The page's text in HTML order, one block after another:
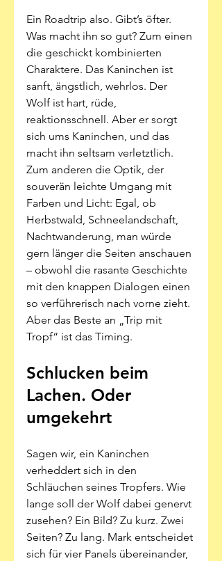
Ein Roadtrip also. Gibt’s öfter.
Was macht ihn so gut? Zum einen
die geschickt kombinierten
Charaktere. Das Kaninchen ist
sanft, ängstlich, wehrlos. Der
Wolf ist hart, rüde,
reaktionsschnell. Aber er sorgt
sich ums Kaninchen, und das
macht ihn seltsam verletztlich.
Zum anderen die Optik, der
souverän leichte Umgang mit
Farben und Licht: Egal, ob
Herbstwald, Schneelandschaft,
Nachtwanderung, man würde
gern länger die Seiten anschauen
– obwohl die rasante Geschichte
mit den knappen Dialogen einen
so verführerisch nach vorne zieht.
Aber das Beste an „Trip mit
Tropf“ ist das Timing.
Schlucken beim
Lachen. Oder
umgekehrt
Sagen wir, ein Kaninchen
verheddert sich in den
Schläuchen seines Tropfers. Wie
lange soll der Wolf dabei genervt
zusehen? Ein Bild? Zu kurz. Zwei
Seiten? Zu lang. Mark entscheidet
sich für vier Panels übereinander,